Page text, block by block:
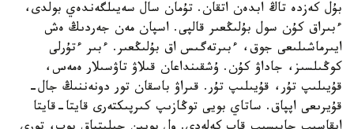
بۇل كەزدە تاڭ ابدەن اتقان. تۇمان سال سەيىلگەندەي بولدى،
ءبىراق كۇن سول بۇلىڭعىر قالپى. اسپان مەن جەردىڭ ەش
ايىرماشىلىعى جوق، ءبىرتەگىس اق بۇلىڭعىر. ءبىر ءتۇرلى
كوڭىلسىز، جاداۋ كۇن. ۇشقىنداعان قىلاۋ تاۋسىلار ەمەس،
قۇيىلىپ تۇر، قۇيىلىپ تۇر. قىراۋ باسقان تور دونەننىڭ جال-
قۇيرىعى اپپاق. ساتاي بويى توڭازىپ كىرپىكتەرى قايتا-قايتا